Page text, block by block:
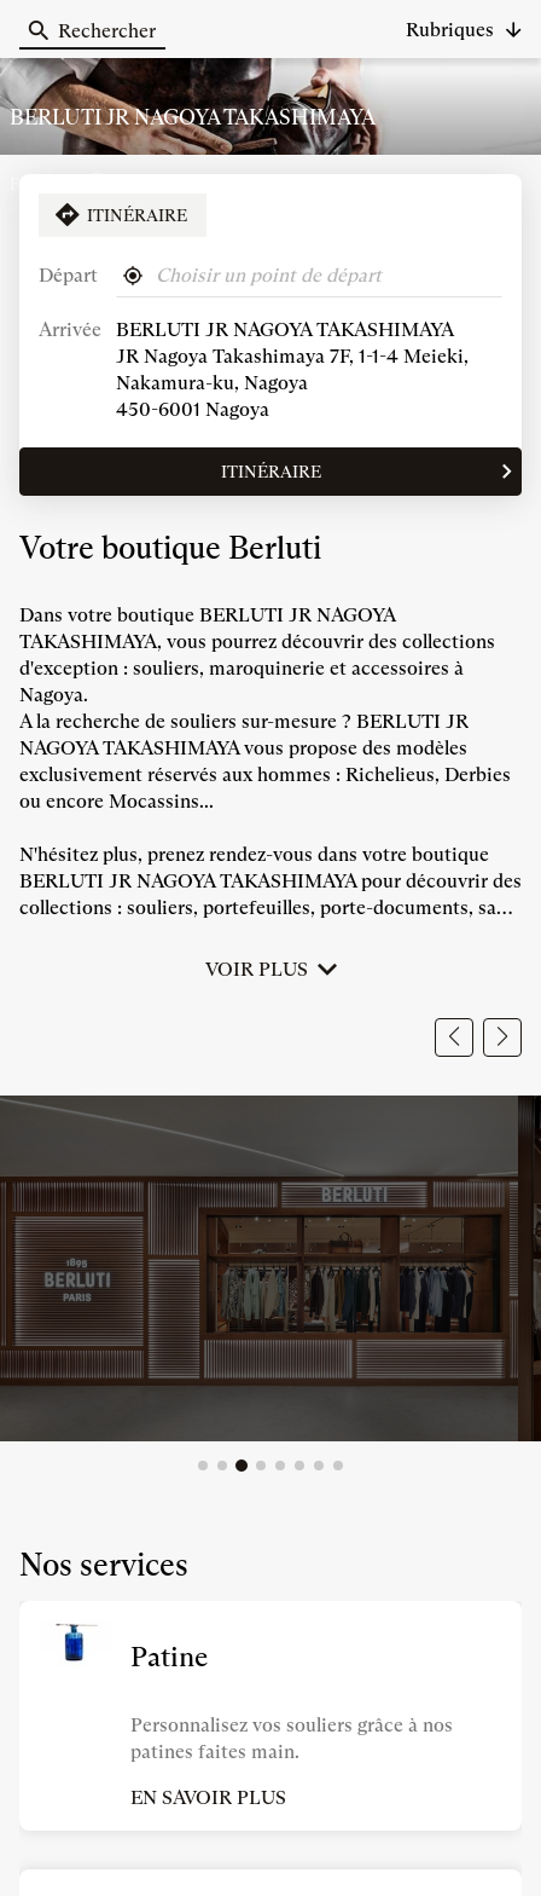
Rechercher
Rubriques
Berluti
BERLUTI JR NAGOYA TAKASHIMAYA
Consulter
horaires
Horaires d'ouverture
d'aujourd'hui
20:00
ET
LES
HORAIRES
DU
POINT
VENTE
BERLUTI
JR
NAGOYA
ITINÉRAIRE
Départ
,
un
point
de
vente
Berluti
À
Arrivée
BERLUTI JR NAGOYA TAKASHIMAYA
JR Nagoya Takashimaya 7F, 1-1-4 Meieki,
Nakamura-ku, Nagoya
450-6001 Nagoya
ITINÉRAIRE
JUSQU'AU
POINT
VENTE
NAGOYA
TAKASHIMAYA
Votre boutique Berluti
Dans votre boutique BERLUTI JR NAGOYA
TAKASHIMAYA, vous pourrez découvrir des collections
d'exception : souliers, maroquinerie et accessoires à
Nagoya.
A la recherche de souliers sur-mesure ? BERLUTI JR
NAGOYA TAKASHIMAYA vous propose des modèles
exclusivement réservés aux hommes : Richelieus, Derbies
ou encore Mocassins...
N'hésitez plus, prenez rendez-vous dans votre boutique
BERLUTI JR NAGOYA TAKASHIMAYA pour découvrir des
collections : souliers, portefeuilles, porte-documents, sacs,
VOIR PLUS
Nos services
Patine
Personnalisez vos souliers grâce à nos
patines faites main.
EN SAVOIR PLUS